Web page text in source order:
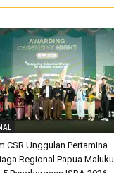
CSR Unggulan Pertamina
Regional Papua Maluku